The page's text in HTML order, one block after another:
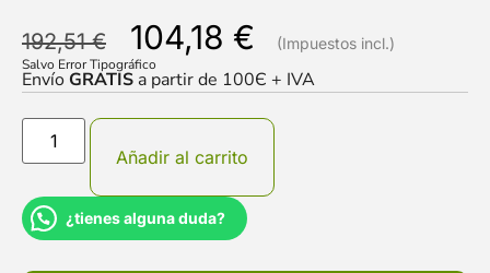
192,51€ 104,18 €
Salvo Error Tipográfico
EnvíoGRATIS a partir de 100Є + IVA
Añadir al carrito
¿tienes alguna duda?